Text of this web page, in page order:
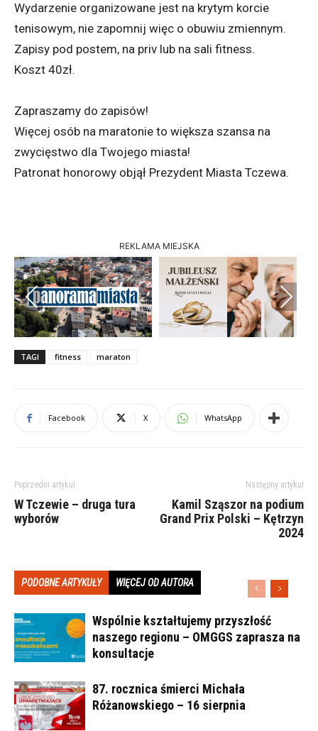
Wydarzenie organizowane jest na krytym korcie
tenisowym, nie zapomnij więc o obuwiu zmiennym.
Zapisy pod postem, na priv lub na sali fitness.
Koszt 40zł.
Zapraszamy do zapisów!
Więcej osób na maratonie to większa szansa na
zwycięstwo dla Twojego miasta!
Patronat honorowy objął Prezydent Miasta Tczewa.
REKLAMA MIEJSKA
Previous Next
TAGI fitness maraton
Facebook X WhatsApp
Poprzedni artykuł
W Tczewie – druga tura
wyborów
Następny artykuł
Kamil Sząszor na podium
Grand Prix Polski – Kętrzyn
2024
PODOBNE ARTYKUŁY WIĘCEJ OD AUTORA
Wspólnie kształtujemy przyszłość
naszego regionu – OMGGS zaprasza na
konsultacje
87. rocznica śmierci Michała
Różanowskiego – 16 sierpnia